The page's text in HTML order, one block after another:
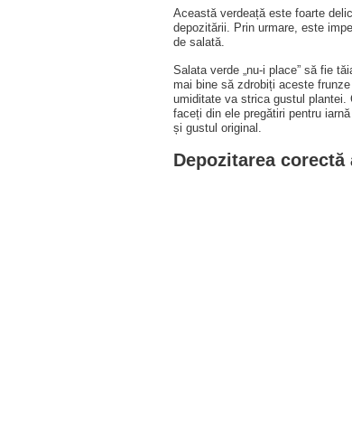
Această verdeață este foarte
depozitării. Prin urmare, este
de salată.
Salata verde „nu-i place” să fie
mai bine să zdrobiți aceste
umiditate va strica gustul plantei.
faceți din ele pregătiri pentru
și gustul original.
Depozitarea